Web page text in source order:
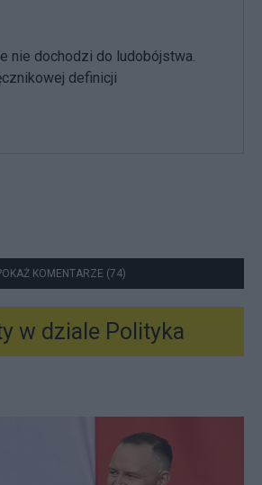
nie dochodzi do ludobójstwa.
definicji
KOMENTARZE (74)
w dziale Polityka